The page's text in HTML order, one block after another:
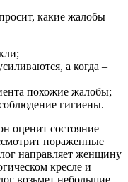
какие жалобы
а когда –
похожие жалобы;
гигиены.
оценит состояние
пораженные
направляет женщину
кресле и
возьмет небольшие